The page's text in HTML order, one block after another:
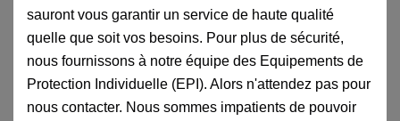
sauront vous garantir un service de haute qualité
quelle que soit vos besoins. Pour plus de sécurité,
nous fournissons à notre équipe des Equipements de
Protection Individuelle (EPI). Alors n'attendez pas pour
nous contacter. Nous sommes impatients de pouvoir